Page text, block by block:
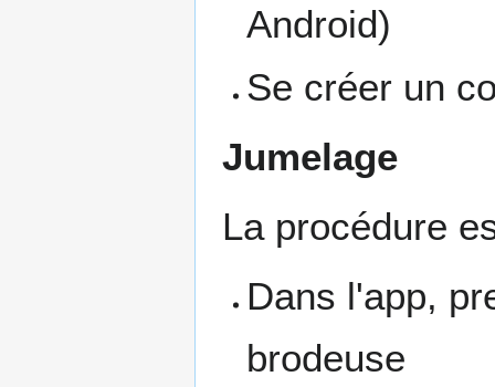
Android)
Se créer un
Jumelage
La procédure
Dans l'app,
brodeuse